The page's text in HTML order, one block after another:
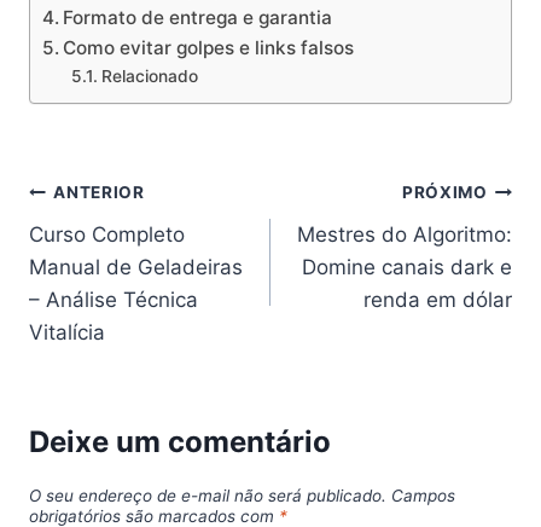
Formato de entrega e garantia
Como evitar golpes e links falsos
Relacionado
Navegação
de
Post
ANTERIOR
Curso Completo
Manual de Geladeiras
– Análise Técnica
Vitalícia
PRÓXIMO
Mestres do Algoritmo:
Domine canais dark e
renda em dólar
Deixe um comentário
O seu endereço de e-mail não será publicado. Campos
obrigatórios são marcados com *